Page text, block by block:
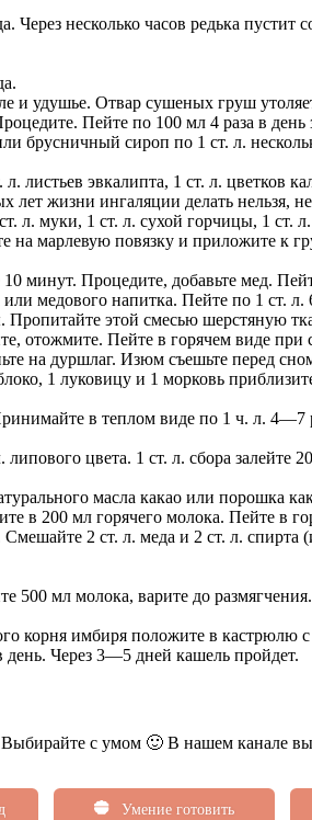
несколько часов редька пустит
удушье. Отвар сушеных груш
Пейте по 100 мл 4 раза в
брусничный сироп по 1 ст. л.
эвкалипта, 1 ст. л. цветков
жизни ингаляции делать нельзя,
л. муки, 1 ст. л. сухой горчицы, 1 ст.
на марлевую повязку и приложите к
минут. Процедите, добавьте мед.
медового напитка. Пейте по 1 ст. л.
Пропитайте этой смесью шерстяную
отожмите. Пейте в горячем виде
на дуршлаг. Изюм съешьте перед
1 луковицу и 1 морковь
в теплом виде по 1 ч. л. 4—7
цвета. 1 ст. л. сбора
масла какао или порошка
в 200 мл горячего молока. Пейте в
2 ст. л. меда и 2 ст. л.
500 мл молока, варите до
корня имбиря положите в кастрюлю
день. Через 3—5 дней кашель пройдет.
с умом 🙂 В нашем канале
Умение готовить